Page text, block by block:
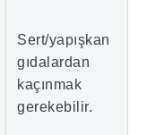
Sert/yapışkan
gıdalardan
kaçınmak
gerekebilir.